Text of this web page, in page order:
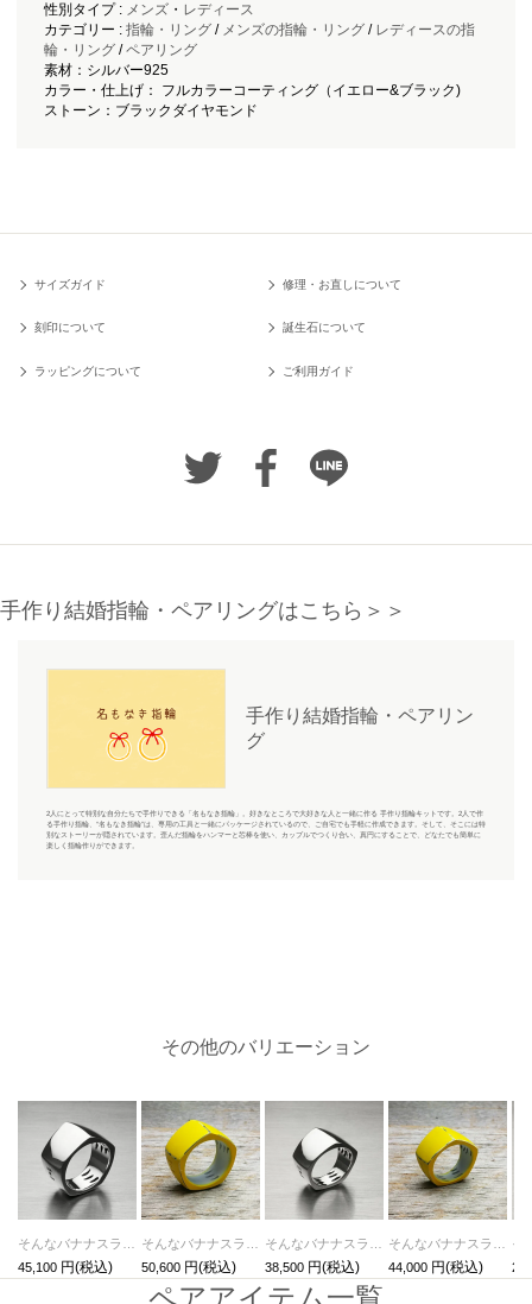
性別タイプ : メンズ・ レディース
カテゴリー : 指輪・リング/ メンズの指輪・リング/ レディースの指
輪・リング/ペアリング
素材：シルバー925
カラー・仕上げ： フルカラーコーティング（イエロー&ブラック)
ストーン：ブラックダイヤモンド
サイズガイド 修理・お直しについて
刻印について 誕生石について
ラッピングについて ご利用ガイド
手作り結婚指輪・ペアリングはこちら＞＞
手作り結婚指輪・ペアリン
グ
2人にとって特別な自分たちで手作りできる「名もなき指輪」。好きなところで大好きな人と一緒に作る 手作り指輪キットです。2人で作
る手作り指輪、“名もなき指輪”は、専用の工具と一緒にパッケージされているので、ご自宅でも手軽に作成できます。そして、そこには特
別なストーリーが隠されています。歪んだ指輪をハンマーと芯棒を使い、カップルでつくり合い、真円にすることで、どなたでも簡単に
楽しく指輪作りができます。
その他のバリエーション
45,100
50,600
38,500
44,000
ペアアイテム一覧